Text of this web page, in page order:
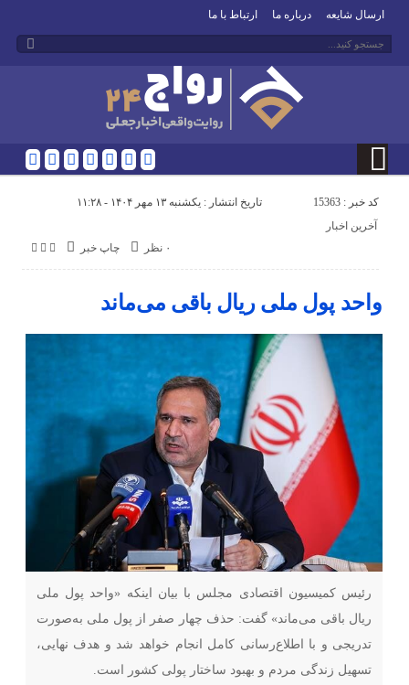
ارسال شایعه درباره ما ارتباط با ما
کد خبر : 15363 تاریخ انتشار : یکشنبه ۱۳ مهر ۱۴۰۴ - ۱۱:۲۸
چاپ خبر ۰ نظر
آخرین اخبار
واحد پول ملی ریال باقی می‌ماند
رئیس کمیسیون اقتصادی مجلس با بیان اینکه «واحد پول ملی
ریال باقی می‌ماند» گفت: حذف چهار صفر از پول ملی به‌صورت
تدریجی و با اطلاع‌رسانی کامل انجام خواهد شد و هدف نهایی،
تسهیل زندگی مردم و بهبود ساختار پولی کشور است.